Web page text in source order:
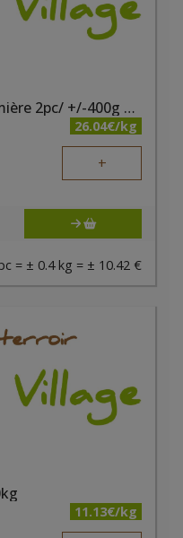
Brochettes de volaille fermière 2pc/ +/-400g Gibecq
26.04€/kg
+
= ± 0.4 kg = ± 10.42 €
11.13€/kg